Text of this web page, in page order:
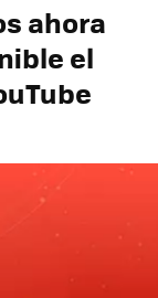
ahora
el